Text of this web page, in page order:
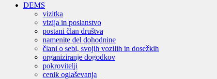
DEMS
vizitka
vizija in poslanstvo
postani član društva
namenite del dohodnine
člani o sebi, svojih vozilih in dosežkih
organiziranje dogodkov
pokrovitelji
cenik oglaševanja